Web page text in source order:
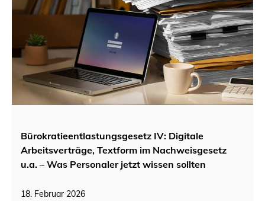
Bürokratieentlastungsgesetz IV: Digitale
Arbeitsverträge, Textform im Nachweisgesetz
u.a. – Was Personaler jetzt wissen sollten
18. Februar 2026